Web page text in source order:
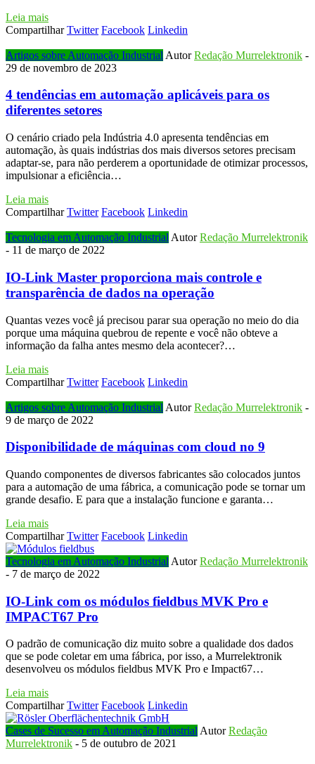
Leia mais
Compartilhar Twitter Facebook Linkedin
Artigos sobre Automação Industrial AutorRedação Murrelektronik -
29 de novembro de 2023
4 tendências em automação aplicáveis para os
diferentes setores
O cenário criado pela Indústria 4.0 apresenta tendências em
automação, às quais indústrias dos mais diversos setores precisam
adaptar-se, para não perderem a oportunidade de otimizar processos,
impulsionar a eficiência…
Leia mais
Compartilhar Twitter Facebook Linkedin
Tecnologia em Automação Industrial AutorRedação Murrelektronik
- 11 de março de 2022
IO-Link Master proporciona mais controle e
transparência de dados na operação
Quantas vezes você já precisou parar sua operação no meio do dia
porque uma máquina quebrou de repente e você não obteve a
informação da falha antes mesmo dela acontecer?…
Leia mais
Compartilhar Twitter Facebook Linkedin
Artigos sobre Automação Industrial AutorRedação Murrelektronik -
9 de março de 2022
Disponibilidade de máquinas com cloud no 9
Quando componentes de diversos fabricantes são colocados juntos
para a automação de uma fábrica, a comunicação pode se tornar um
grande desafio. E para que a instalação funcione e garanta…
Leia mais
Compartilhar Twitter Facebook Linkedin
Tecnologia em Automação Industrial AutorRedação Murrelektronik
- 7 de março de 2022
IO-Link com os módulos fieldbus MVK Pro e
IMPACT67 Pro
O padrão de comunicação diz muito sobre a qualidade dos dados
que se pode coletar em uma fábrica, por isso, a Murrelektronik
desenvolveu os módulos fieldbus MVK Pro e Impact67…
Leia mais
Compartilhar Twitter Facebook Linkedin
Cases de Sucesso em Automação IndustrialAutorRedação
Murrelektronik - 5 de outubro de 2021